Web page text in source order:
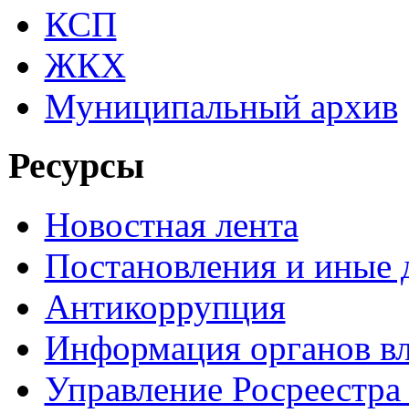
КСП
ЖКХ
Муниципальный архив
Ресурсы
Новостная лента
Постановления и иные
Антикоррупция
Информация органов
Управление